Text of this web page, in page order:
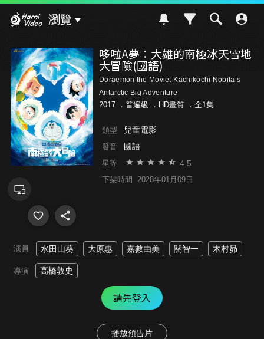
瀏覽
哆啦A夢：大雄的南極冰天雪地
大冒險(國語)
Doraemon the Movie: Kachikochi Nobita’s
Antarctic Big Adventure
2017 ． 普遍級 ．HD畫質 ．全1集
類型 兒童電影
發音 國語
星等 4.5
下架時間 2028年01月09日
演員 水田山葵 大原惠 嘉數由美 關智一 木村昴
導演 高橋敦史
請先登入
播放預告片